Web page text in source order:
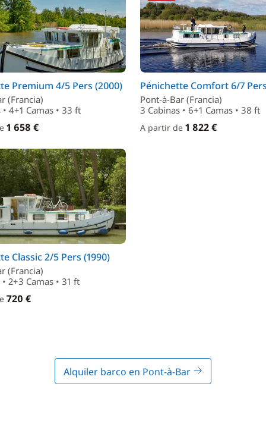
Premium 4/5 Pers (2000)
(Francia)
4+1 Camas • 33 ft
1 658 €
Pénichette Comfort 6/7
Pont-à-Bar (Francia)
3 Cabinas • 6+1 Camas • 38 ft
A partir de 1 822 €
Classic 2/5 Pers (1990)
(Francia)
2+3 Camas • 31 ft
720 €
Alquiler barco en Pont-à-Bar